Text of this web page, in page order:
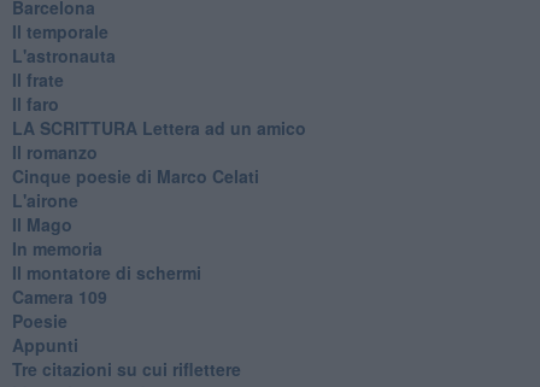
Barcelona
Il temporale
L'astronauta
Il frate
Il faro
​LA SCRITTURA Lettera ad un amico
Il romanzo
Cinque poesie di Marco Celati
L'airone
Il Mago
In memoria
Il montatore di schermi
Camera 109
Poesie
Appunti
Tre citazioni su cui riflettere